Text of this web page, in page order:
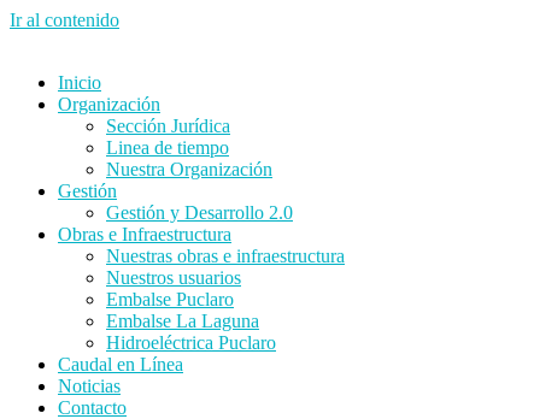
Ir al contenido
Inicio
Organización
Sección Jurídica
Linea de tiempo
Nuestra Organización
Gestión
Gestión y Desarrollo 2.0
Obras e Infraestructura
Nuestras obras e infraestructura
Nuestros usuarios
Embalse Puclaro
Embalse La Laguna
Hidroeléctrica Puclaro
Caudal en Línea
Noticias
Contacto